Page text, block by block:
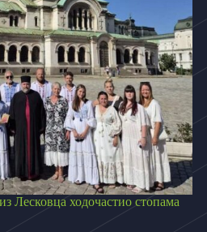
Лесковца ходочастио стопама